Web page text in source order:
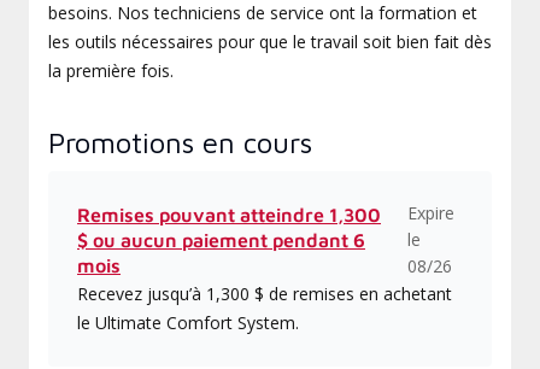
besoins. Nos techniciens de service ont la formation et
les outils nécessaires pour que le travail soit bien fait dès
la première fois.
Promotions en cours
Remises pouvant atteindre 1,300
$ ou aucun paiement pendant 6
mois
Expire
le
08/26
Recevez jusqu’à 1,300 $ de remises en achetant
le Ultimate Comfort System.